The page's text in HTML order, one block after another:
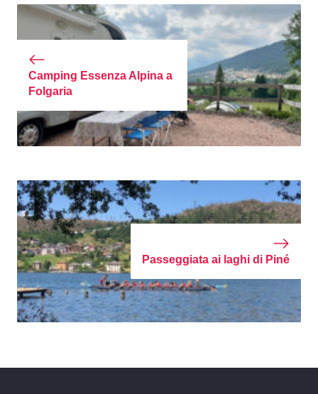
Camping Essenza Alpina a
Folgaria
Passeggiata ai laghi di Piné